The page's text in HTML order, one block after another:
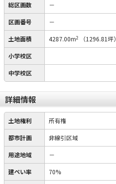
総区画数 －
区画番号 －
土地面積 4287.00m2 （1296.81坪）
小学校区
中学校区
詳細情報
土地権利 所有権
都市計画 非線引区域
用途地域 －
建ぺい率 70%